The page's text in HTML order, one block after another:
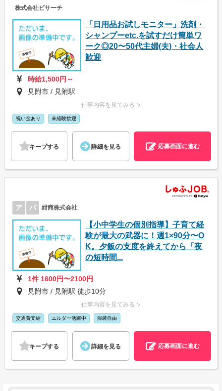
株式会社ビサーチ
「日用品お試しモニター」洗剤・
シャンプーetc.を試すだけ簡単ワ
ーク◎20〜50代主婦(夫)・社会人
歓迎
時給1,500円～
見附市 / 見附駅
仕事内容を見てみる ∨
祝い金あり 未経験歓迎
キープする 詳細を見る 応募画面に進む
ア パ 紺商株式会社
【小中学生の個別指導】子育て経
験が最大の武器に！週1×90分〜O
K。夕飯の支度を終えてから「夜
の短時間...
1件 1600円〜2100円
見附市 / 見附駅 徒歩10分
仕事内容を見てみる ∨
交通費支給 エルダー活躍中 服装自由
キープする 詳細を見る 応募画面に進む